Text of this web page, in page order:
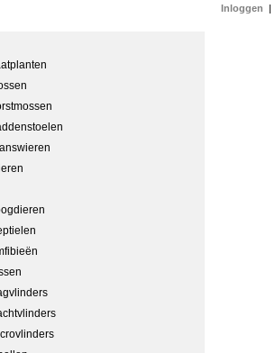
Inloggen |